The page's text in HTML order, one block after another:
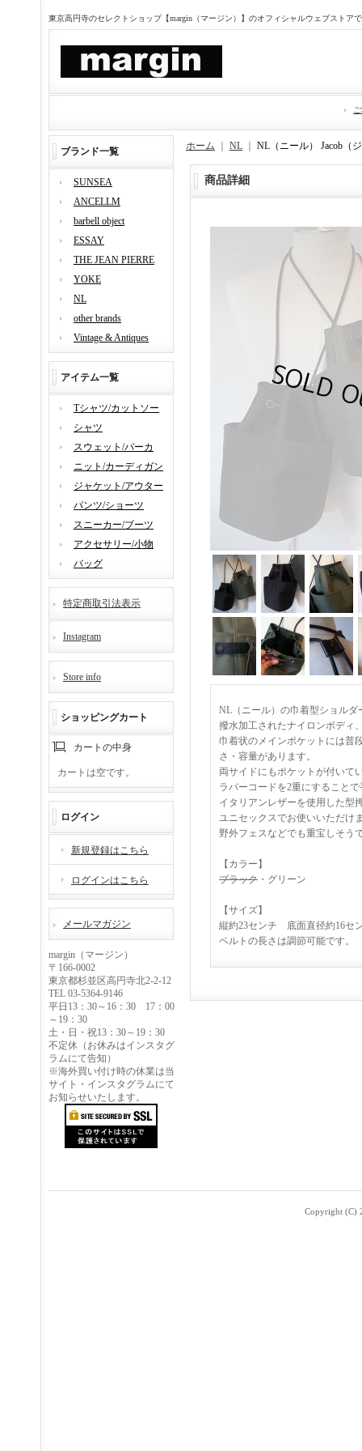
東京高円寺のセレクトショップ【margin（マージン）】のオフィシャルウェブストア
ブランド一覧
SUNSEA
ANCELLM
barbell object
ESSAY
THE JEAN PIERRE
YOKE
NL
other brands
Vintage & Antiques
アイテム一覧
Tシャツ/カットソー
シャツ
スウェット/パーカ
ニット/カーディガン
ジャケット/アウター
パンツ/ショーツ
スニーカー/ブーツ
アクセサリー/小物
バッグ
特定商取引法表示
Instagram
Store info
ショッピングカート
カートの中身
カートは空です。
ログイン
新規登録はこちら
ログインはこちら
メールマガジン
margin（マージン）
〒166-0002
東京都杉並区高円寺北2-2-12
TEL 03-5364-9146
平日13：30～16：30 17：00
～19：30
土・日・祝13：30～19：30
不定休（お休みはインスタグ
ラムにて告知）
※海外買い付け時の休業は当
サイト・インスタグラムにて
お知らせいたします。
ホーム NL NL（ニール） Jacob（
商品詳細
NL（ニール）の巾着型ショルダ
撥水加工されたナイロンボディ
巾着状のメインポケットには普
さ・容量があります。
両サイドにもポケットが付いて
ラバーコードを2重にすること
イタリアンレザーを使用した型
ユニセックスでお使いいただけ
野外フェスなどでも重宝しそう
【カラー】
ブラック ・グリーン
【サイズ】
縦約23センチ 底面直径約16セ
ベルトの長さは調節可能です。
Copyright (C)